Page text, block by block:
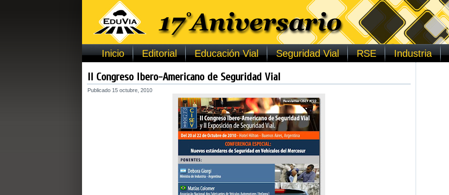
Inicio Editorial Educación Vial Seguridad Vial RSE Industria
II Congreso Ibero-Americano de Seguridad Vial
Publicado 15 octubre, 2010